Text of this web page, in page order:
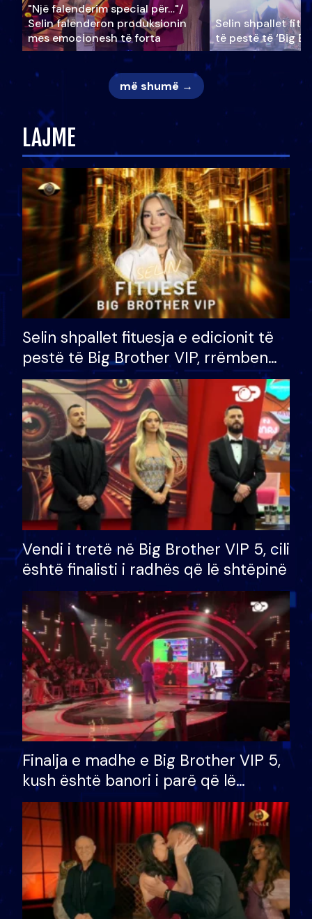
"Një falenderim special për…"/
Selin falënderon produksionin
mes emocionesh të forta
Selin shpallet
të pestë të ‘Big
më shumë →
LAJME
Selin shpallet fituesja e edicionit të
pestë të Big Brother VIP, rrëmben
çmimin e madh prej 100 mijë eurosh
Vendi i tretë në Big Brother VIP 5, cili
është finalisti i radhës që lë shtëpinë
Finalja e madhe e Big Brother VIP 5,
kush është banori i parë që lë
shtëpinë dhe humb mundësinë për
të fituar çmimin e madh